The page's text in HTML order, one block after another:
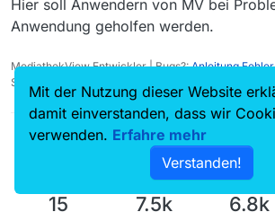
Hier soll Anwendern von MV bei
Anwendung geholfen werden.
MediathekView Entwickler | Bugs?:Anleitung
Sendungen?:
15 7.5k 6.8k
Mit der Nutzung dieser Website
damit einverstanden, dass wir
verwenden. Erfahre mehr
Verstanden!